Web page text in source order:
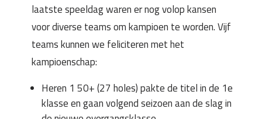
laatste speeldag waren er nog volop kansen
voor diverse teams om kampioen te worden. Vijf
teams kunnen we feliciteren met het
kampioenschap:
Heren 1 50+ (27 holes) pakte de titel in de 1e
klasse en gaan volgend seizoen aan de slag in